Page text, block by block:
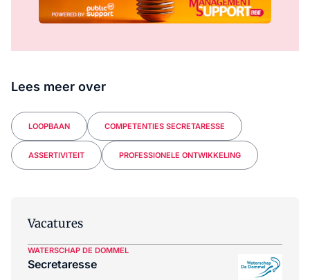
Lees meer over
LOOPBAAN COMPETENTIES SECRETARESSE
ASSERTIVITEIT PROFESSIONELE ONTWIKKELING
Vacatures
WATERSCHAP DE DOMMEL
Secretaresse